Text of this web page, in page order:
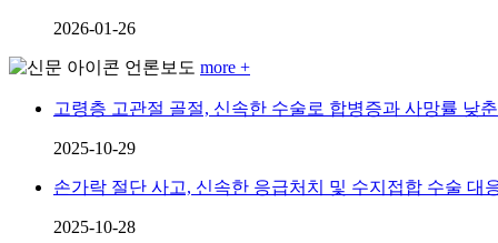
2026-01-26
언론보도 more +
고령층 고관절 골절, 신속한 수술로 합병증과 사망률 낮
2025-10-29
손가락 절단 사고, 신속한 응급처치 및 수지접합 수술 대
2025-10-28